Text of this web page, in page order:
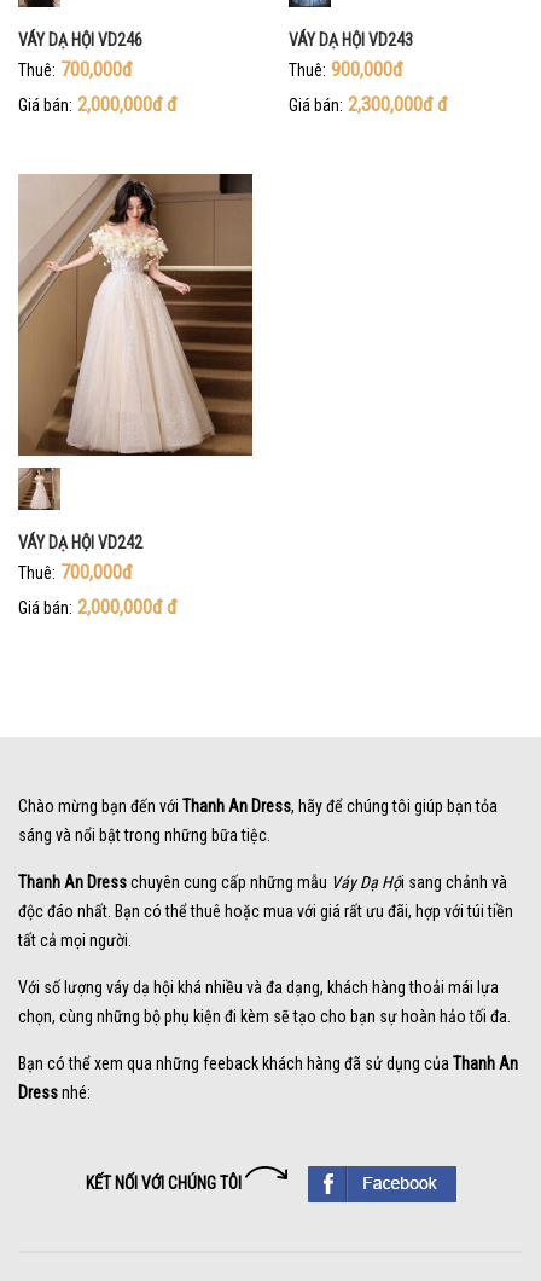
VÁY DẠ HỘI VD246
Thuê: 700,000đ
Giá bán: 2,000,000đđ
VÁY DẠ HỘI VD243
Thuê: 900,000đ
Giá bán: 2,300,000đđ
VÁY DẠ HỘI VD242
Thuê: 700,000đ
Giá bán: 2,000,000đđ
Chào mừng bạn đến với Thanh An Dress, hãy để chúng tôi giúp bạn tỏa
sáng và nổi bật trong những bữa tiệc.
Thanh An Dresschuyên cung cấp những mẫu Váy Dạ Hội sang chảnh và
độc đáo nhất. Bạn có thể thuê hoặc mua với giá rất ưu đãi, hợp với túi tiền
tất cả mọi người.
Với số lượng váy dạ hội khá nhiều và đa dạng, khách hàng thoải mái lựa
chọn, cùng những bộ phụ kiện đi kèm sẽ tạo cho bạn sự hoàn hảo tối đa.
Bạn có thể xem qua những feeback khách hàng đã sử dụng của Thanh An
Dressnhé:
KẾT NỐI VỚI CHÚNG TÔI